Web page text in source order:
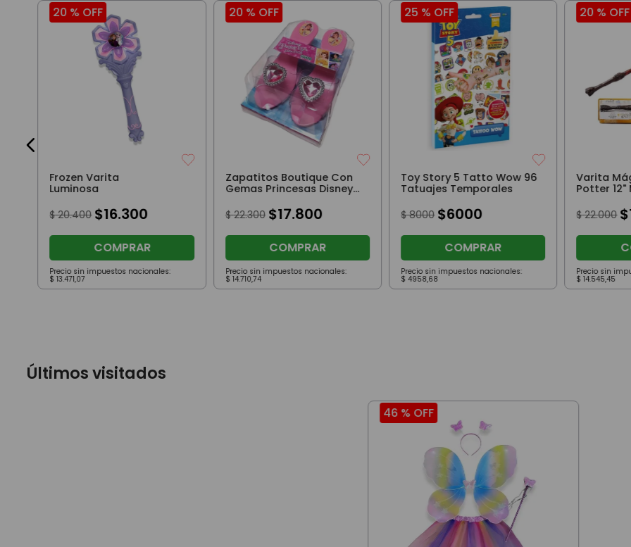
20 % OFF
Frozen Varita
Luminosa
$ 20.400 $16.300
COMPRAR
Precio sin impuestos nacionales:
$ 13.471,07
20 % OFF
Zapatitos Boutique Con
Gemas Princesas Disney
$ 22.300 $17.800
COMPRAR
Precio sin impuestos nacionales:
$ 14.710,74
25 % OFF
Toy Story 5 Tatto Wow 96
Tatuajes Temporales
$ 8000 $6000
COMPRAR
Precio sin impuestos nacionales:
$ 4958,68
20 % OFF
Varita
Potter 12"
$ 22.000 $
Precio sin
$ 14.545,45
Últimos visitados
46 %OFF